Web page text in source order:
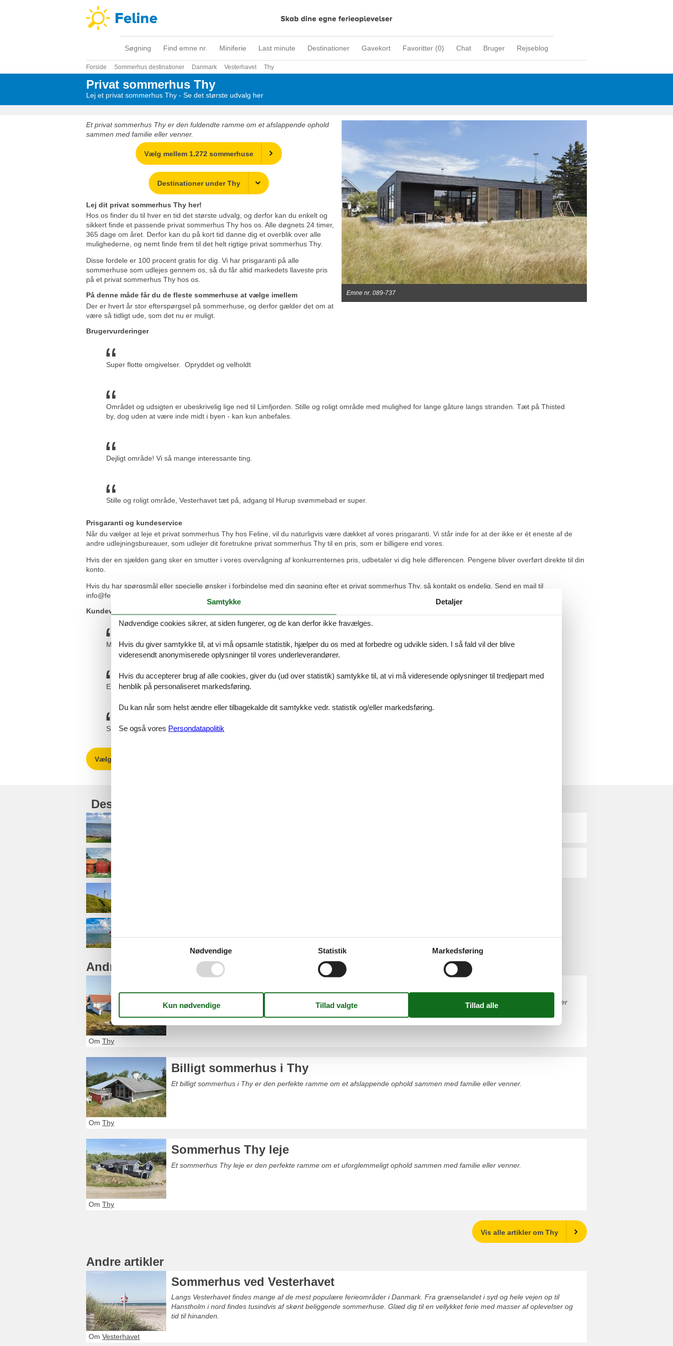
Søgning Find emne nr. Miniferie Last minute Destinationer Gavekort Favoritter (0) Chat Bruger Rejseblog
Forside Sommerhus destinationer Danmark Vesterhavet Thy
Privat sommerhus Thy
Lej et privat sommerhus Thy - Se det største udvalg her
Et privat sommerhus Thy er den fuldendte ramme om et afslappende ophold
sammen med familie eller venner.
Vælg mellem 1.272 sommerhuse
Destinationer under Thy
Emne nr. 089-737
Lej dit privat sommerhus Thy her!
Hos os finder du til hver en tid det største udvalg, og derfor kan du enkelt og
sikkert finde et passende privat sommerhus Thy hos os. Alle døgnets 24 timer,
365 dage om året. Derfor kan du på kort tid danne dig et overblik over alle
mulighederne, og nemt finde frem til det helt rigtige privat sommerhus Thy.
Disse fordele er 100 procent gratis for dig. Vi har prisgaranti på alle
sommerhuse som udlejes gennem os, så du får altid markedets llaveste pris
på et privat sommerhus Thy hos os.
På denne måde får du de fleste sommerhuse at vælge imellem
Der er hvert år stor efterspørgsel på sommerhuse, og derfor gælder det om at
være så tidligt ude, som det nu er muligt.
Brugervurderinger
Super flotte omgivelser. Opryddet og velholdt
Området og udsigten er ubeskrivelig lige ned til Limfjorden. Stille og roligt område med mulighed for lange gåture langs stranden. Tæt på Thisted
by, dog uden at være inde midt i byen - kan kun anbefales.
Dejligt område! Vi så mange interessante ting.
Stille og roligt område, Vesterhavet tæt på, adgang til Hurup svømmebad er super.
Prisgaranti og kundeservice
Når du vælger at leje et privat sommerhus Thy hos Feline, vil du naturligvis være dækket af vores prisgaranti. Vi står inde for at der ikke er ét eneste af de
andre udlejningsbureauer, som udlejer dit foretrukne privat sommerhus Thy til en pris, som er billigere end vores.
Hvis der en sjælden gang sker en smutter i vores overvågning af konkurrenternes pris, udbetaler vi dig hele differencen. Pengene bliver overført direkte til din
konto.
Hvis du har spørgsmål eller specielle ønsker i forbindelse med din søgning efter et privat sommerhus Thy, så kontakt os endelig. Send en mail til
info@feline.dk eller ring på 8724 2251.
Kundevurderinger af Feline Holidays
Meget fin service, fulgte omgående op på supplerende spørgsmål og specielle ønsker til lejemålet.
Enkel og overskuelig hjemmeside. Feline havde lige det jeg søgte, perfekt med mulighed for miniferie. Kan varmt anbefales.
Super god service og gode sommerhuse. Har booket mange gange hos Feline og har været yderst tilfreds hver gang.
Vælg mellem 1.272 sommerhuse
Destinationer under Thy
Andre artikler om Thy
Et sommerhusudlejning Thy privat i Nordjylland er den fuldendte ramme om et afslappende ophold sammen med familie eller
Om Thy
Billigt sommerhus i Thy
Et billigt sommerhus i Thy er den perfekte ramme om et afslappende ophold sammen med familie eller venner.
Om Thy
Sommerhus Thy leje
Et sommerhus Thy leje er den perfekte ramme om et uforglemmeligt ophold sammen med familie eller venner.
Om Thy
Vis alle artikler om Thy
Andre artikler
Sommerhus ved Vesterhavet
Langs Vesterhavet findes mange af de mest populære ferieområder i Danmark. Fra grænselandet i syd og hele vejen op til
Hanstholm i nord findes tusindvis af skønt beliggende sommerhuse. Glæd dig til en vellykket ferie med masser af oplevelser og
tid til hinanden.
Om Vesterhavet
Samtykke Detaljer
Nødvendige cookies sikrer, at siden fungerer, og de kan derfor ikke fravælges.
Hvis du giver samtykke til, at vi må opsamle statistik, hjælper du os med at forbedre og udvikle siden. I så fald vil der blive
videresendt anonymiserede oplysninger til vores underleverandører.
Hvis du accepterer brug af alle cookies, giver du (ud over statistik) samtykke til, at vi må videresende oplysninger til tredjepart med
henblik på personaliseret markedsføring.
Du kan når som helst ændre eller tilbagekalde dit samtykke vedr. statistik og/eller markedsføring.
Se også vores Persondatapolitik
Nødvendige Statistik Markedsføring